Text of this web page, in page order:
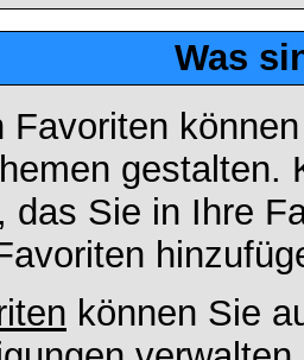
Was
Favoriten
das Sie in Ihre
können Sie